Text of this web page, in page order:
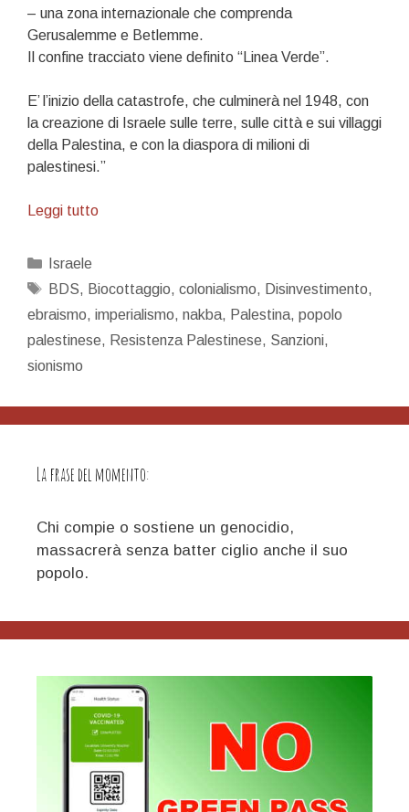
– una zona internazionale che comprenda
Gerusalemme e Betlemme.
Il confine tracciato viene definito “Linea Verde”.
E’ l’inizio della catastrofe, che culminerà nel 1948, con
la creazione di Israele sulle terre, sulle città e sui villaggi
della Palestina, e con la diaspora di milioni di
palestinesi.”
Leggi tutto29
Popolo
Palestinese
Categorie
Israele
Tag
BDS, Biocottaggio, colonialismo, Disinvestimento,
ebraismo, imperialismo, nakba, Palestina, popolo
palestinese, Resistenza Palestinese, Sanzioni,
sionismo
La frase del momento:
Chi compie o sostiene un genocidio,
massacrerà senza batter ciglio anche il suo
popolo.